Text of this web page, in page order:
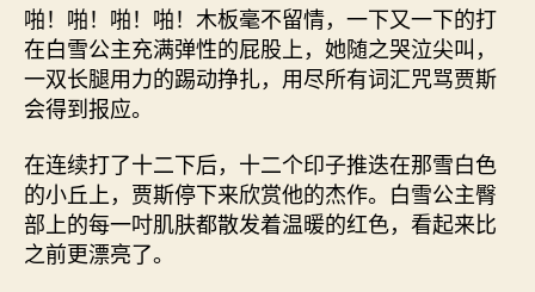
啪！啪！啪！啪！木板毫不留情，一下又一下的打
在白雪公主充满弹性的屁股上，她随之哭泣尖叫，
一双长腿用力的踢动挣扎，用尽所有词汇咒骂贾斯
会得到报应。
在连续打了十二下后，十二个印子推迭在那雪白色
的小丘上，贾斯停下来欣赏他的杰作。白雪公主臀
部上的每一吋肌肤都散发着温暖的红色，看起来比
之前更漂亮了。